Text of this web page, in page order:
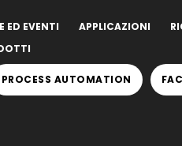
ED EVENTI APPLICAZIONI
PROCESS AUTOMATION